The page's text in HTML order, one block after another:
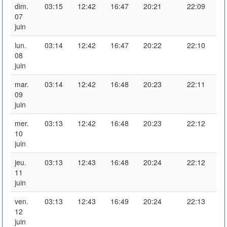
dim.
07
juin
03:15 12:42 16:47 20:21 22:09
lun.
08
juin
03:14 12:42 16:47 20:22 22:10
mar.
09
juin
03:14 12:42 16:48 20:23 22:11
mer.
10
juin
03:13 12:42 16:48 20:23 22:12
jeu.
11
juin
03:13 12:43 16:48 20:24 22:12
ven.
12
juin
03:13 12:43 16:49 20:24 22:13